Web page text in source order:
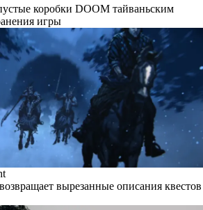
коробки DOOM тайваньским
игры
вырезанные описания квестов